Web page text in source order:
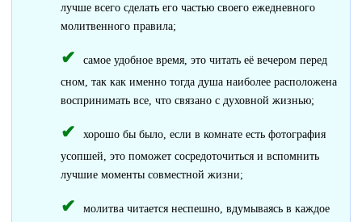
лучше всего сделать его частью своего ежедневного
молитвенного правила;
самое удобное время, это читать её вечером перед
сном, так как именно тогда душа наиболее расположена
воспринимать все, что связано с духовной жизнью;
хорошо бы было, если в комнате есть фотография
усопшей, это поможет сосредоточиться и вспомнить
лучшие моменты совместной жизни;
молитва читается неспешно, вдумываясь в каждое